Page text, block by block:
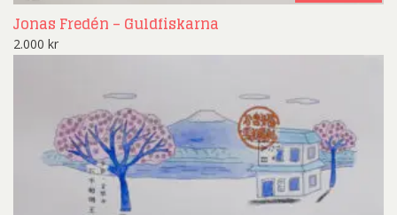
Jonas Fredén – Guldfiskarna
2.000 kr